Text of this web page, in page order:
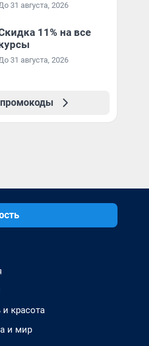
31 августа, 2026
11% на все
31 августа, 2026
красота
и мир